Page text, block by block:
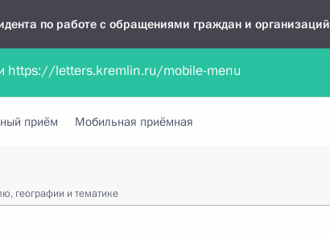
по работе с обращениями граждан и организаций
электронного документа Обратиться в устной форме
приём Мобильная приёмная
географии и тематике
https://letters.kremlin.ru/mobile-menu